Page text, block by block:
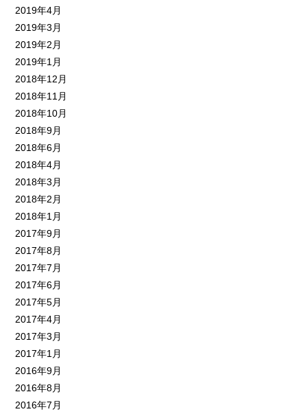
2019年4月
2019年3月
2019年2月
2019年1月
2018年12月
2018年11月
2018年10月
2018年9月
2018年6月
2018年4月
2018年3月
2018年2月
2018年1月
2017年9月
2017年8月
2017年7月
2017年6月
2017年5月
2017年4月
2017年3月
2017年1月
2016年9月
2016年8月
2016年7月